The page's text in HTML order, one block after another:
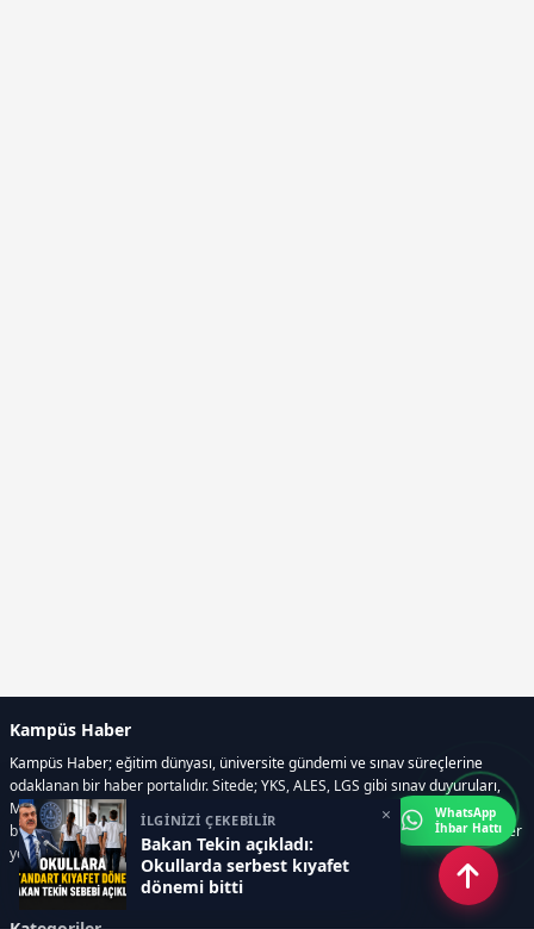
İLGİNİZİ ÇEKEBİLİR
Bakan Tekin açıkladı:
Okullarda serbest kıyafet
dönemi bitti
×
Kampüs Haber
Kampüs Haber; eğitim dünyası, üniversite gündemi ve sınav süreçlerine
odaklanan bir haber portalıdır. Sitede; YKS, ALES, LGS gibi sınav duyuruları,
Milli Eğitim Bakanlığı gelişmeleri, üniversite haberleri, rehberlik içerikleri,
bilim ve teknoloji alanındaki yenilikler ile öğrenci yaşamına dair güncel bilgiler
yer alır.
WhatsApp
İhbar Hattı